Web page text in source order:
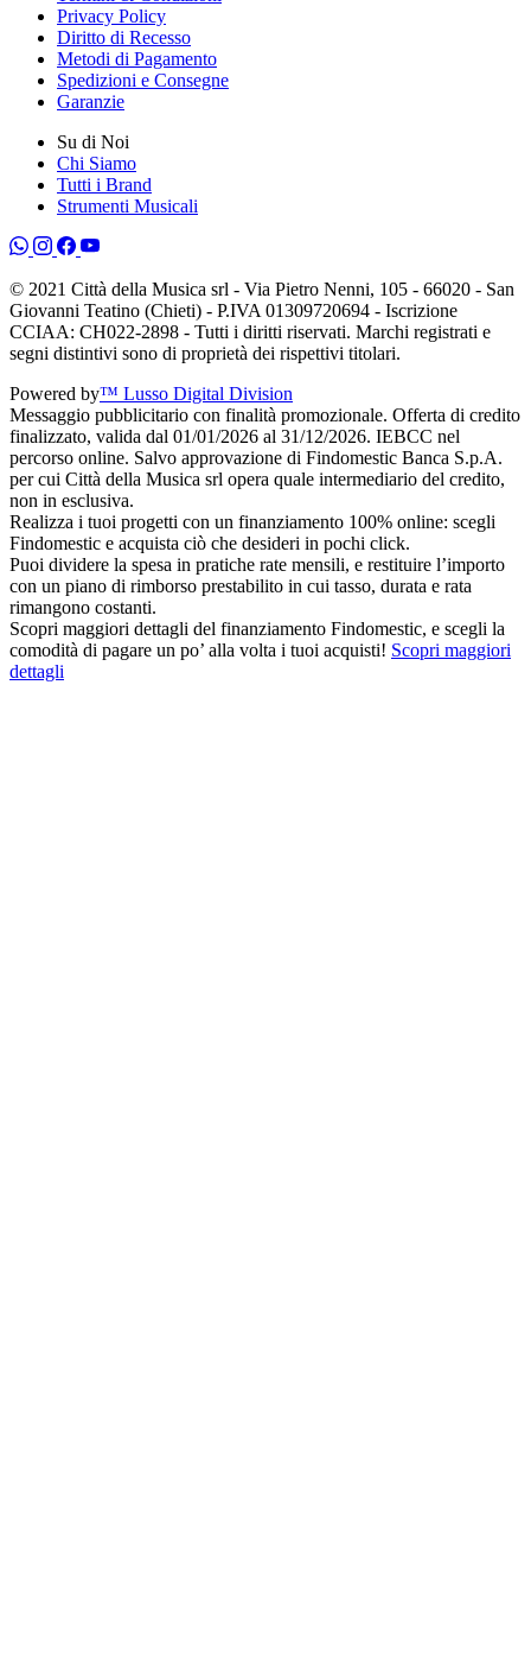
Privacy Policy
Diritto di Recesso
Metodi di Pagamento
Spedizioni e Consegne
Garanzie
Su di Noi
Chi Siamo
Tutti i Brand
Strumenti Musicali
© 2021 Città della Musica srl - Via Pietro Nenni, 105 - 66020 - San
Giovanni Teatino (Chieti) - P.IVA 01309720694 - Iscrizione
CCIAA: CH022-2898 - Tutti i diritti riservati. Marchi registrati e
segni distintivi sono di proprietà dei rispettivi titolari.
Powered by™ Lusso Digital Division
Messaggio pubblicitario con finalità promozionale. Offerta di credito
finalizzato, valida dal 01/01/2026 al 31/12/2026. IEBCC nel
percorso online. Salvo approvazione di Findomestic Banca S.p.A.
per cui Città della Musica srl opera quale intermediario del credito,
non in esclusiva.
Realizza i tuoi progetti con un finanziamento 100% online: scegli
Findomestic e acquista ciò che desideri in pochi click.
Puoi dividere la spesa in pratiche rate mensili, e restituire l’importo
con un piano di rimborso prestabilito in cui tasso, durata e rata
rimangono costanti.
Scopri maggiori dettagli del finanziamento Findomestic, e scegli la
comodità di pagare un po’ alla volta i tuoi acquisti! Scopri maggiori
dettagli